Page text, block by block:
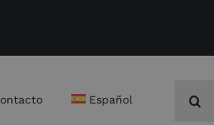
Español